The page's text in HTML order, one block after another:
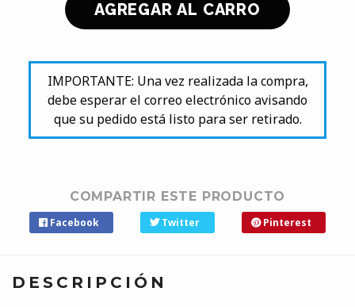
IMPORTANTE: Una vez realizada la compra,
debe esperar el correo electrónico avisando
que su pedido está listo para ser retirado.
COMPARTIR ESTE PRODUCTO
Facebook Twitter Pinterest
DESCRIPCIÓN